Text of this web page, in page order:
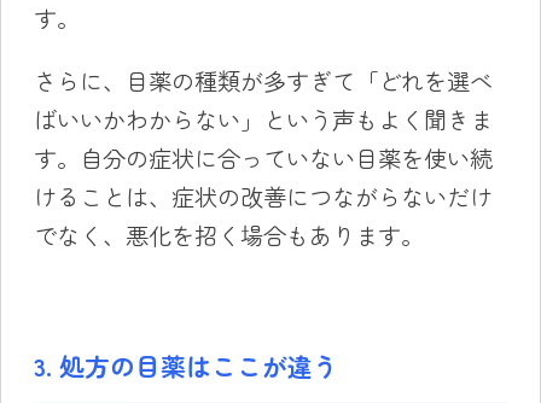
す。
さらに、目薬の種類が多すぎて「どれを選べ
ばいいかわからない」という声もよく聞きま
す。自分の症状に合っていない目薬を使い続
けることは、症状の改善につながらないだけ
でなく、悪化を招く場合もあります。
3. 処方の目薬はここが違う